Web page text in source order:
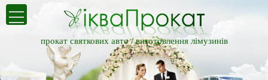
прокат святкових авто /виготовлення лімузинів